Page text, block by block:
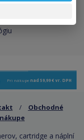
Pri nákupe nad 59,99 € vr. DPH
/
Obchodné
cartridge a náplní